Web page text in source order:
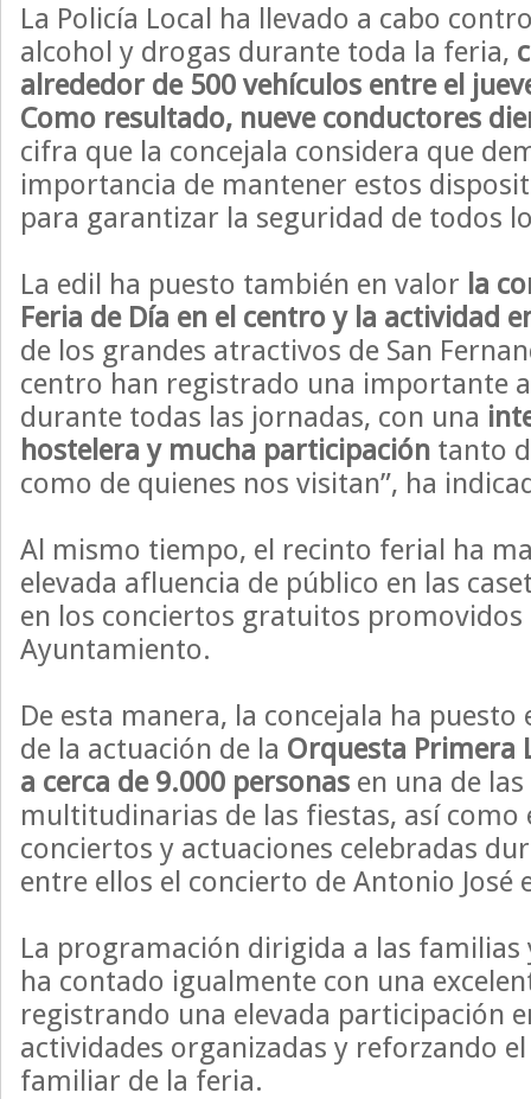
La Policía Local ha llevado a cabo
alcohol y drogas durante toda la feria,
alrededor de 500 vehículos entre el
Como resultado, nueve conductores
cifra que la concejala considera que
importancia de mantener estos
para garantizar la seguridad de todos
La edil ha puesto también en valor la
Feria de Día en el centro y la actividad
de los grandes atractivos de San
centro han registrado una importante
durante todas las jornadas, con una
hostelera y mucha participación tanto
como de quienes nos visitan”, ha
Al mismo tiempo, el recinto ferial ha
elevada afluencia de público en las
en los conciertos gratuitos promovidos
Ayuntamiento.
De esta manera, la concejala ha puesto
de la actuación de la Orquesta Primera
a cerca de 9.000 personas en una de
multitudinarias de las fiestas, así como
conciertos y actuaciones celebradas
entre ellos el concierto de Antonio José
La programación dirigida a las
ha contado igualmente con una
registrando una elevada participación
actividades organizadas y reforzando
familiar de la feria.